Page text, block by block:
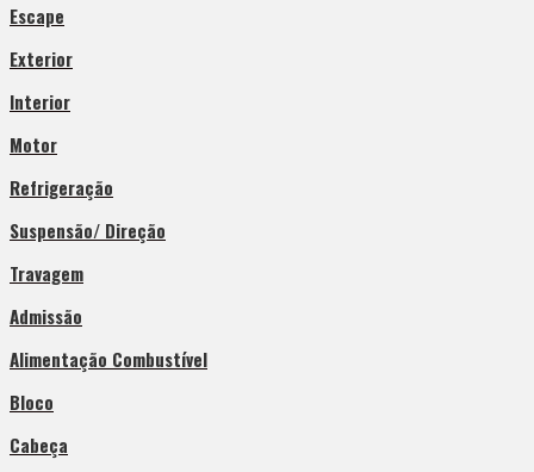
Escape
Exterior
Interior
Motor
Refrigeração
Suspensão/ Direção
Travagem
Admissão
Alimentação Combustível
Bloco
Cabeça